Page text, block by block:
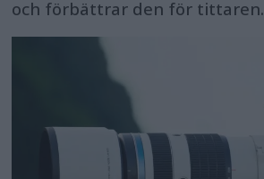
och förbättrar den för tittaren.